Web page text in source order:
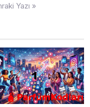
Yazı »